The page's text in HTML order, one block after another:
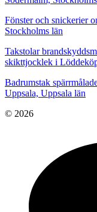
Fönster och snickerier
Stockholms län
Takstolar
skikttjocklek i
Badrumstak
Uppsala, Uppsala län
© 2026